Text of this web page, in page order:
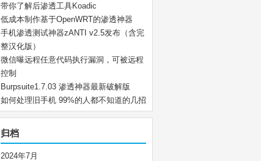
带你了解后渗透工具Koadic
低成本制作基于OpenWRT的渗透神器
手机渗透测试神器zANTI v2.5发布（含完
整汉化版）
微信曝远程任意代码执行漏洞，可被远程
控制
Burpsuite1.7.03 渗透神器最新破解版
如何处理旧手机 99%的人都不知道的几招
归档
2024年7月